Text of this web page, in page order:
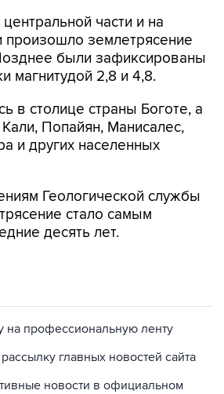
части и на
произошло землетрясение
были зафиксированы
магнитудой 2,8 и 4,8.
в столице страны Боготе, а
Попайян, Манисалес,
и других населенных
Геологической службы
стало самым
десять лет.
на профессиональную ленту
главных новостей сайта
новости в официальном